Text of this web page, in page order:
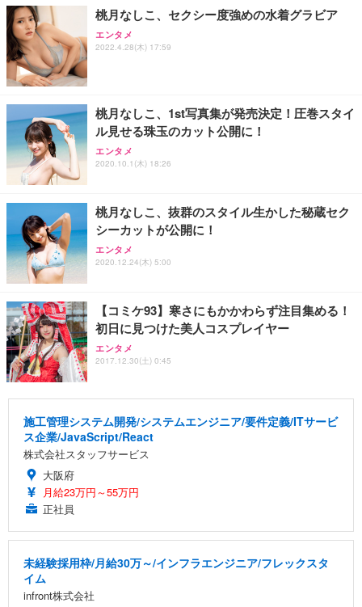
桃月なしこ、セクシー度強めの水着グラビア
エンタメ
2022.4.28(木) 17:59
桃月なしこ、1st写真集が発売決定！圧巻スタイ
ル見せる珠玉のカット公開に！
エンタメ
2020.10.1(木) 18:26
桃月なしこ、抜群のスタイル生かした秘蔵セク
シーカットが公開に！
エンタメ
2020.12.24(木) 5:00
【コミケ93】寒さにもかかわらず注目集める！
初日に見つけた美人コスプレイヤー
エンタメ
2017.12.30(土) 0:45
施工管理システム開発/システムエンジニア/要件定義/ITサービ
ス企業/JavaScript/React
株式会社スタッフサービス
大阪府
月給23万円～55万円
正社員
未経験採用枠/月給30万～/インフラエンジニア/フレックスタ
イム
infront株式会社